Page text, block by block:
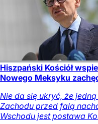
Hiszpański Kościół
Nowego Meksyku
Nie da się ukryć, że
Zachodu przed falą
Wschodu jest postawa